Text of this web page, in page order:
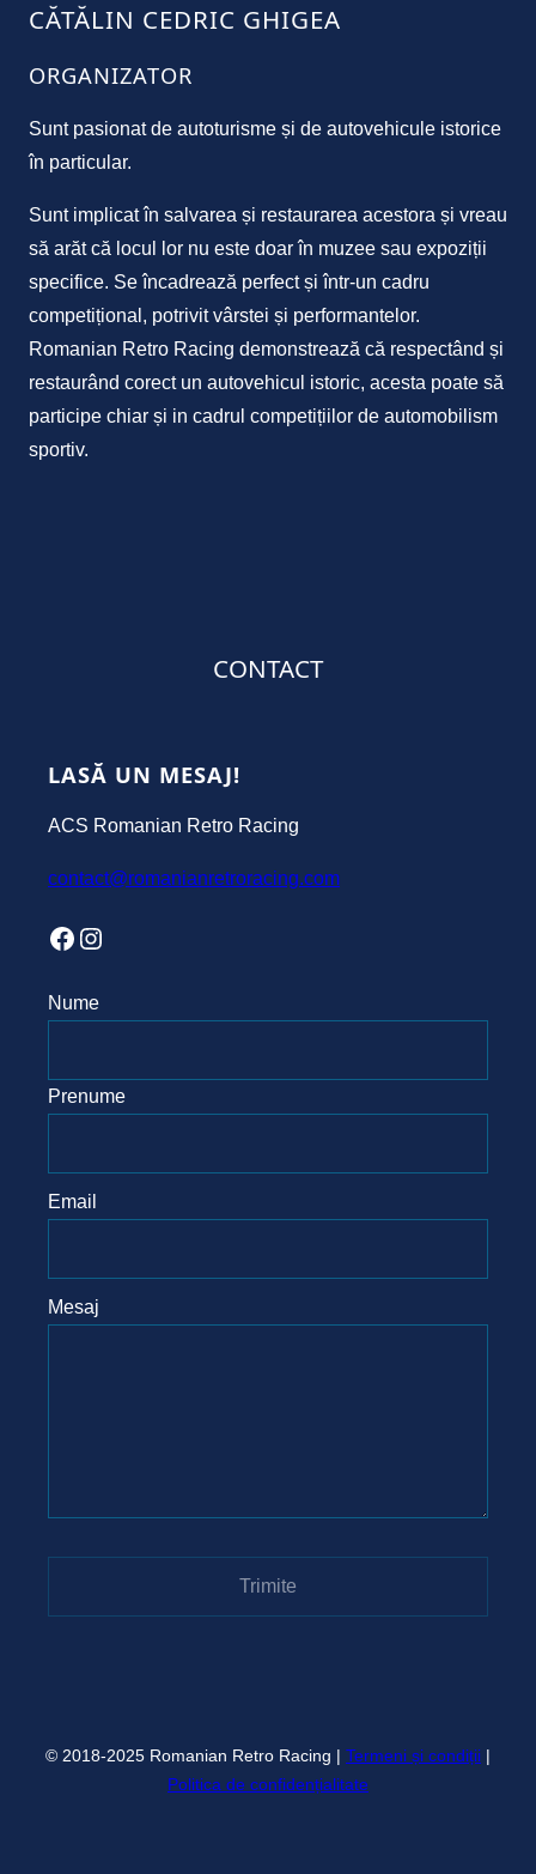
CĂTĂLIN CEDRIC GHIGEA
ORGANIZATOR
Sunt pasionat de autoturisme și de autovehicule istorice
în particular.
Sunt implicat în salvarea și restaurarea acestora și vreau
să arăt că locul lor nu este doar în muzee sau expoziții
specifice. Se încadrează perfect și într-un cadru
competițional, potrivit vârstei și performantelor.
Romanian Retro Racing demonstrează că respectând și
restaurând corect un autovehicul istoric, acesta poate să
participe chiar și in cadrul competițiilor de automobilism
sportiv.
CONTACT
LASĂ UN MESAJ!
ACS Romanian Retro Racing
contact@romanianretroracing.com
Facebook Instagram
Nume
Prenume
Email
Mesaj
© 2018-2025 Romanian Retro Racing | Termeni și condiții |
Politica de confidențialitate